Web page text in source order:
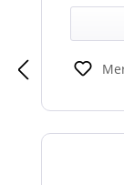
Sicht-
für den
so die